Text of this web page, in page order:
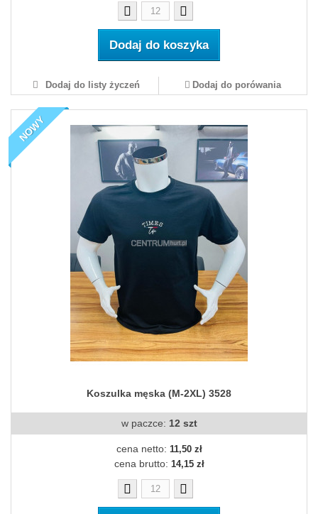
Dodaj do koszyka
Dodaj do listy życzeń Dodaj do porówania
NOWY
Koszulka męska (M-2XL) 3528
w paczce: 12 szt
cena netto: 11,50 zł
cena brutto: 14,15 zł